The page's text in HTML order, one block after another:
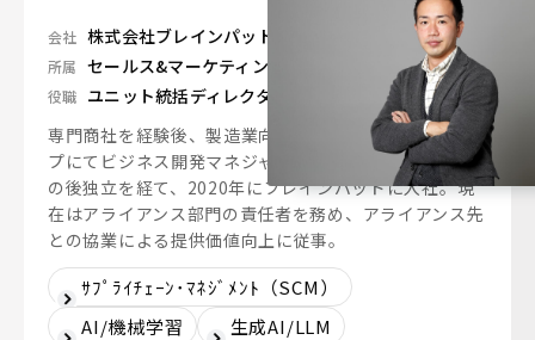
会社 株式会社ブレインパッド
所属 セールス&マーケティングユニット
役職 ユニット統括ディレクター
専門商社を経験後、製造業向け IoT×AI スタートアッ
プにてビジネス開発マネジャーとして事業を推進。 そ
の後独立を経て、2020年にブレインパッドに入社。現
在はアライアンス部門の責任者を務め、アライアンス先
との協業による提供価値向上に従事。
ｻﾌﾟﾗｲﾁｪｰﾝ･ﾏﾈｼﾞﾒﾝﾄ（SCM）
AI/機械学習
生成AI/LLM